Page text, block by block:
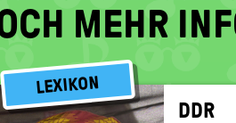
MEHR
LEXIKON
DDR